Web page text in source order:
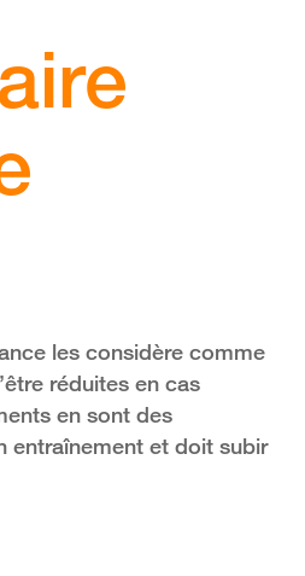
les considère comme
réduites en cas
en sont des
entraînement et doit subir